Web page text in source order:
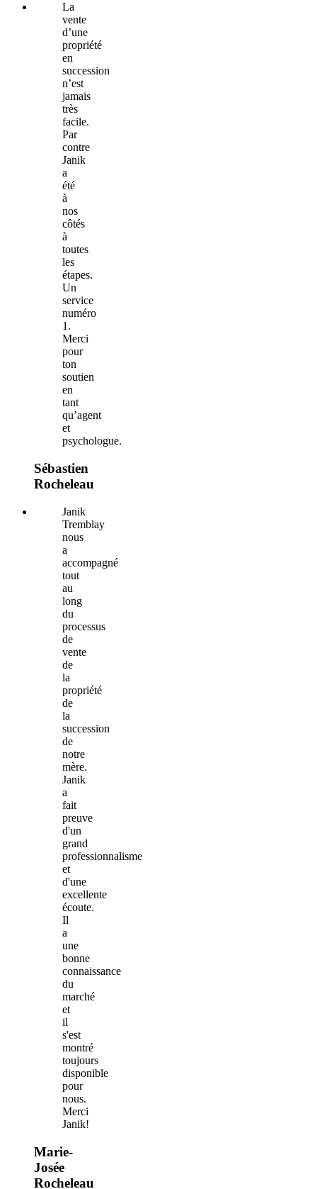
La
vente
d’une
propriété
en
succession
n’est
jamais
très
facile.
Par
contre
Janik
a
été
à
nos
côtés
à
toutes
les
étapes.
Un
service
numéro
1.
Merci
pour
ton
soutien
en
tant
qu’agent
et
psychologue.
Sébastien
Rocheleau
Janik
Tremblay
nous
a
accompagné
tout
au
long
du
processus
de
vente
de
la
propriété
de
la
succession
de
notre
mère.
Janik
a
fait
preuve
d'un
grand
professionnalisme
et
d'une
excellente
écoute.
Il
a
une
bonne
connaissance
du
marché
et
il
s'est
montré
toujours
disponible
pour
nous.
Merci
Janik!
Marie-
Josée
Rocheleau